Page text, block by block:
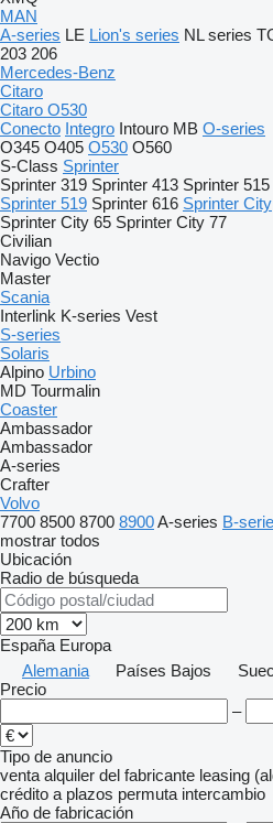
MAN
A-series LE Lion's series NL series
203 206
Mercedes-Benz
Citaro
Citaro O530
Conecto Integro Intouro MB O-series
O345 O405 O530 O560
S-Class Sprinter
Sprinter 319 Sprinter 413 Sprinter 515
Sprinter 519 Sprinter 616 Sprinter City
Sprinter City 65 Sprinter City 77
Civilian
Navigo Vectio
Master
Scania
Interlink K-series Vest
S-series
Solaris
Alpino Urbino
MD Tourmalin
Coaster
Ambassador
Ambassador
A-series
Crafter
Volvo
7700 8500 8700 8900A-series B-
mostrar todos
Ubicación
Radio de búsqueda
España Europa
Alemania
Países Bajos
Precio
–
Tipo de anuncio
venta alquiler del fabricante leasing
crédito a plazos permuta intercambio
Año de fabricación